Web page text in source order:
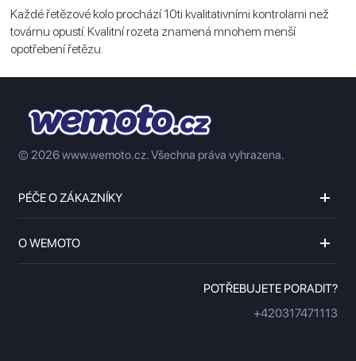
Každé řetězové kolo prochází 10ti kvalitativními kontrolami než
továrnu opustí. Kvalitní rozeta znamená mnohem menší
opotřebení řetězu.
© 2026 www.wemoto.cz.Všechna práva vyhrazena.
PÉČE O ZÁKAZNÍKY
O WEMOTO
POTŘEBUJETE PORADIT?
+420317471113